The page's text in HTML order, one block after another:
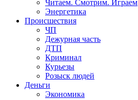
Читаем. Смотрим. Играем
Энергетика
Происшествия
ЧП
Дежурная часть
ДТП
Криминал
Курьезы
Розыск людей
Деньги
Экономика